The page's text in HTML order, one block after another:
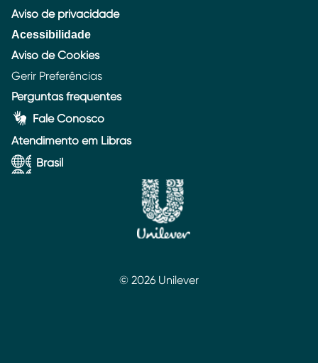
Aviso de privacidade
Acessibilidade
Aviso de Cookies
Gerir Preferências
Perguntas frequentes
Fale Conosco
Atendimento em Libras
Brasil
© 2026 Unilever